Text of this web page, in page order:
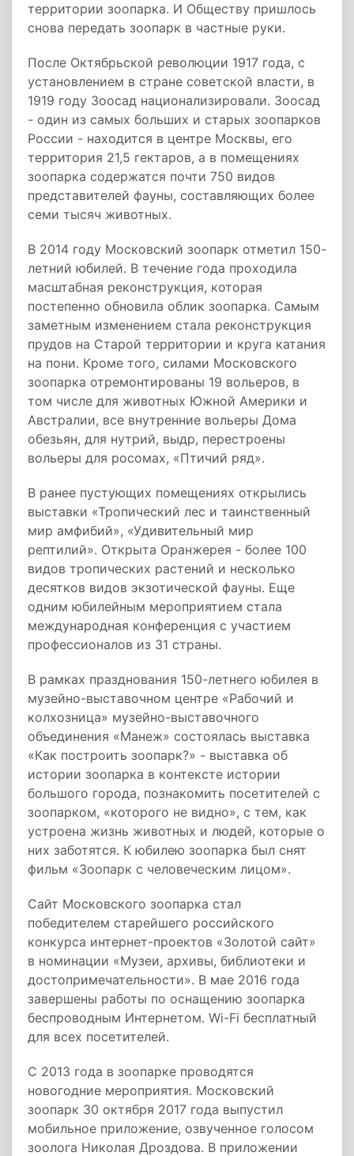
территории зоопарка. И Обществу пришлось
снова передать зоопарк в частные руки.
После Октябрьской революции 1917 года, с
установлением в стране советской власти, в
1919 году Зоосад национализировали. Зоосад
- один из самых больших и старых зоопарков
России - находится в центре Москвы, его
территория 21,5 гектаров, а в помещениях
зоопарка содержатся почти 750 видов
представителей фауны, составляющих более
семи тысяч животных.
В 2014 году Московский зоопарк отметил 150-
летний юбилей. В течение года проходила
масштабная реконструкция, которая
постепенно обновила облик зоопарка. Самым
заметным изменением стала реконструкция
прудов на Старой территории и круга катания
на пони. Кроме того, силами Московского
зоопарка отремонтированы 19 вольеров, в
том числе для животных Южной Америки и
Австралии, все внутренние вольеры Дома
обезьян, для нутрий, выдр, перестроены
вольеры для росомах, «Птичий ряд».
В ранее пустующих помещениях открылись
выставки «Тропический лес и таинственный
мир амфибий», «Удивительный мир
рептилий». Открыта Оранжерея - более 100
видов тропических растений и несколько
десятков видов экзотической фауны. Еще
одним юбилейным мероприятием стала
международная конференция с участием
профессионалов из 31 страны.
В рамках празднования 150-летнего юбилея в
музейно-выставочном центре «Рабочий и
колхозница» музейно-выставочного
объединения «Манеж» состоялась выставка
«Как построить зоопарк?» - выставка об
истории зоопарка в контексте истории
большого города, познакомить посетителей с
зоопарком, «которого не видно», с тем, как
устроена жизнь животных и людей, которые о
них заботятся. К юбилею зоопарка был снят
фильм «Зоопарк с человеческим лицом».
Сайт Московского зоопарка стал
победителем старейшего российского
конкурса интернет-проектов «Золотой сайт»
в номинации «Музеи, архивы, библиотеки и
достопримечательности». В мае 2016 года
завершены работы по оснащению зоопарка
беспроводным Интернетом. Wi-Fi бесплатный
для всех посетителей.
С 2013 года в зоопарке проводятся
новогодние мероприятия. Московский
зоопарк 30 октября 2017 года выпустил
мобильное приложение, озвученное голосом
зоолога Николая Дроздова. В приложении